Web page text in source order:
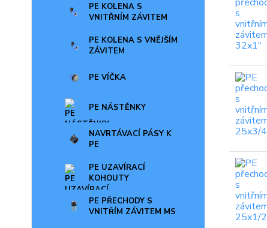
PE KOLENA S
VNITŘNÍM ZÁVITEM
PE KOLENA S VNĚJŠÍM
ZÁVITEM
PE VÍČKA
PE NÁSTĚNKY
NAVRTÁVACÍ PÁSY K
PE
PE UZAVÍRACÍ
KOHOUTY
PE PŘECHODY S
VNITŘÍM ZÁVITEM MS